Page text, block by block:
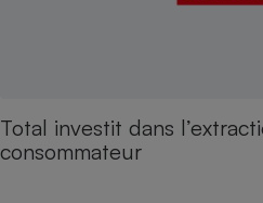
Total investit dans
consommateur